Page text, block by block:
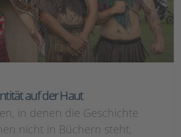
auf der Haut
in denen die Geschichte
nicht in Büchern steht,